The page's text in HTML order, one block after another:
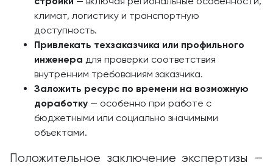
климат, логистику и транспортную
доступность.
Привлекать техзаказчика или профильного
инженера для проверки соответствия
внутренним требованиям заказчика.
Заложить ресурс по времени на возможную
доработку — особенно при работе с
бюджетными или социально значимыми
объектами.
Положительное заключение экспертизы —